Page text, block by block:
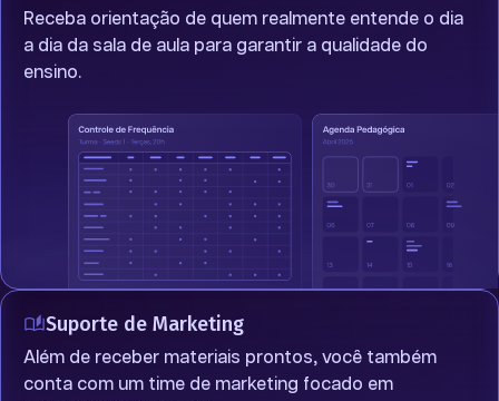
Receba orientação de quem realmente entende o dia
a dia da sala de aula para garantir a qualidade do
ensino.
Suporte de Marketing
Além de receber materiais prontos, você também
conta com um time de marketing focado em